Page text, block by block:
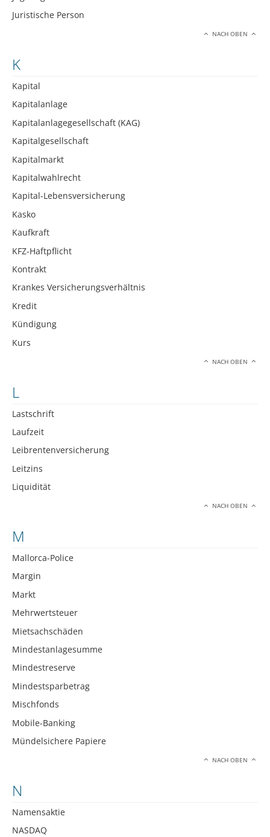
Juristische Person
NACH OBEN
K
Kapital
Kapitalanlage
Kapitalanlagegesellschaft (KAG)
Kapitalgesellschaft
Kapitalmarkt
Kapitalwahlrecht
Kapital-Lebensversicherung
Kasko
Kaufkraft
KFZ-Haftpflicht
Kontrakt
Krankes Versicherungsverhältnis
Kredit
Kündigung
Kurs
NACH OBEN
L
Lastschrift
Laufzeit
Leibrentenversicherung
Leitzins
Liquidität
NACH OBEN
M
Mallorca-Police
Margin
Markt
Mehrwertsteuer
Mietsachschäden
Mindestanlagesumme
Mindestreserve
Mindestsparbetrag
Mischfonds
Mobile-Banking
Mündelsichere Papiere
NACH OBEN
N
Namensaktie
NASDAQ